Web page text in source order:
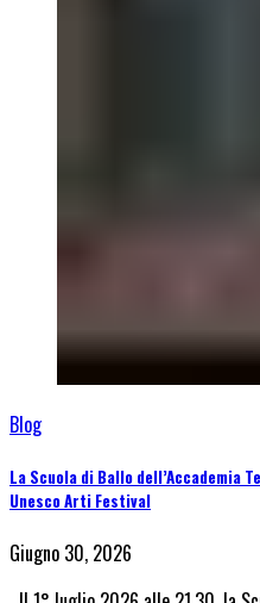
Blog
La Scuola di Ballo dell’Accademia
Unesco Arti Festival
Giugno 30, 2026